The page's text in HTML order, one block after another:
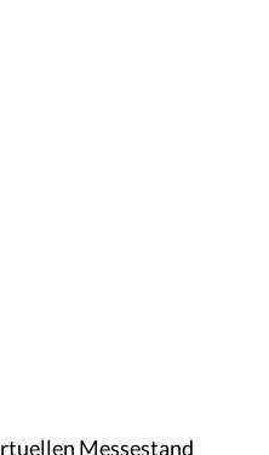
Messestand